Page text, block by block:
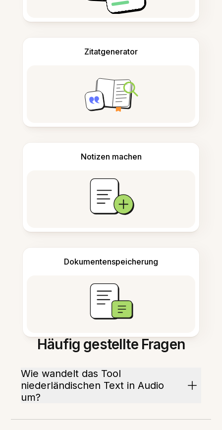
Zitatgenerator
Notizen machen
Dokumentenspeicherung
Häufig gestellte Fragen
Wie wandelt das Tool
niederländischen Text in Audio
um?